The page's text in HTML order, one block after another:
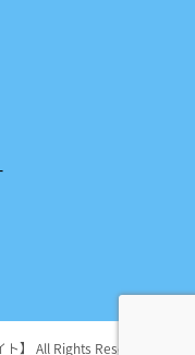
】 All Rights Reserved.